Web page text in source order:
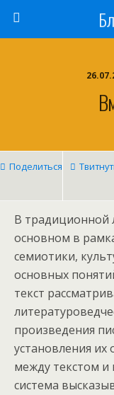
Поделиться
В традиционной
основном в
семиотики,
основных
текст
произведения
установления
между текстом и
система